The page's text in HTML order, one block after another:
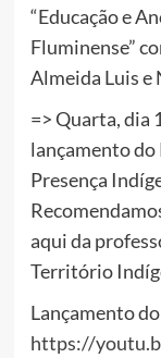
“Educação e
Fluminense”
Almeida Luis e
=> Quarta, dia
lançamento
Presença
aqui da
Território
Lançamento
https://